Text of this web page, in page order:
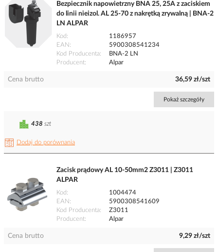
Bezpiecznik napowietrzny BNA 25, 25A z zaciskiem
do linii nieizol. AL 25-70 z nakrętką zrywalną | BNA-2
LN ALPAR
Kod
1186957
EAN
5900308541234
Kod Producenta
BNA-2 LN
Producent
Alpar
Cena brutto 36,59 zł/szt
Pokaż szczegóły
Dodaj do porównania
438 szt
Zacisk prądowy AL 10-50mm2 Z3011 | Z3011
ALPAR
Kod
1004474
EAN
5900308541609
Kod Producenta
Z3011
Producent
Alpar
Cena brutto 9,29 zł/szt